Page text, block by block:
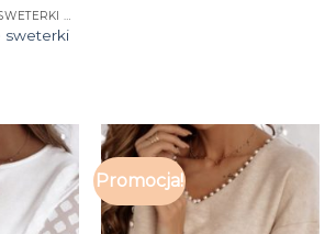
ELEGANCKIE CIENKIE SWETERKI DAMSKIE
sweterki
Promocja!